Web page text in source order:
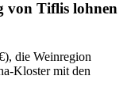
von Tiflis lohnen
die Weinregion
Kloster mit den